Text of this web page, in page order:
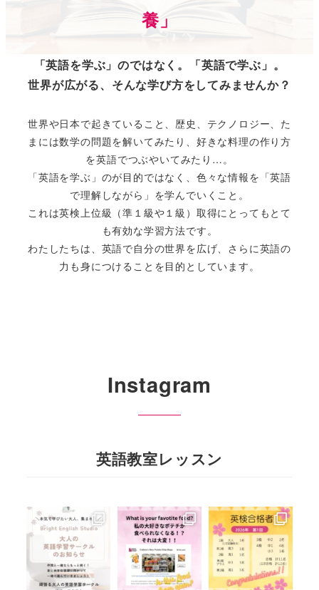
養」
「英語を学ぶ」のではなく。「英語で学ぶ」。
世界が広がる、そんな学び方をしてみませんか？
世界や日本で起きていること、歴史、テクノロジー、た
まには数学の問題を解いてみたり、好きな料理の作り方
を英語でつぶやいてみたり…。
「英語を学ぶ」のが目的ではなく、色々な情報を「英語
で理解しながら」を学んでいくこと。
これは英検上位級（準１級や１級）取得にとってもとて
も有効な学習方法です。
わたしたちは、英語で自分の世界を広げ、さらに英語の
力も身につけることを目的としています。
Instagram
英語教室レッスン